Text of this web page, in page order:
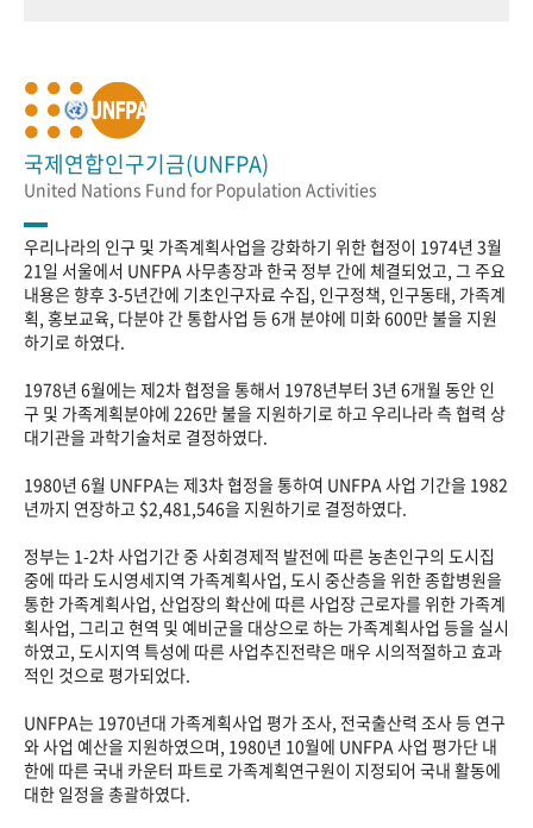
국제연합인구기금(UNFPA)
United Nations Fund for Population Activities
우리나라의 인구 및 가족계획사업을 강화하기 위한 협정이 1974년 3월
21일 서울에서 UNFPA 사무총장과 한국 정부 간에 체결되었고, 그 주요
내용은 향후 3-5년간에 기초인구자료 수집, 인구정책, 인구동태, 가족계
획, 홍보교육, 다분야 간 통합사업 등 6개 분야에 미화 600만 불을 지원
하기로 하였다.
1978년 6월에는 제2차 협정을 통해서 1978년부터 3년 6개월 동안 인
구 및 가족계획분야에 226만 불을 지원하기로 하고 우리나라 측 협력 상
대기관을 과학기술처로 결정하였다.
1980년 6월 UNFPA는 제3차 협정을 통하여 UNFPA 사업 기간을 1982
년까지 연장하고 $2,481,546을 지원하기로 결정하였다.
정부는 1-2차 사업기간 중 사회경제적 발전에 따른 농촌인구의 도시집
중에 따라 도시영세지역 가족계획사업, 도시 중산층을 위한 종합병원을
통한 가족계획사업, 산업장의 확산에 따른 사업장 근로자를 위한 가족계
획사업, 그리고 현역 및 예비군을 대상으로 하는 가족계획사업 등을 실시
하였고, 도시지역 특성에 따른 사업추진전략은 매우 시의적절하고 효과
적인 것으로 평가되었다.
UNFPA는 1970년대 가족계획사업 평가 조사, 전국출산력 조사 등 연구
와 사업 예산을 지원하였으며, 1980년 10월에 UNFPA 사업 평가단 내
한에 따른 국내 카운터 파트로 가족계획연구원이 지정되어 국내 활동에
대한 일정을 총괄하였다.